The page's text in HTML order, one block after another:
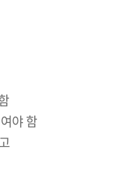
야 함